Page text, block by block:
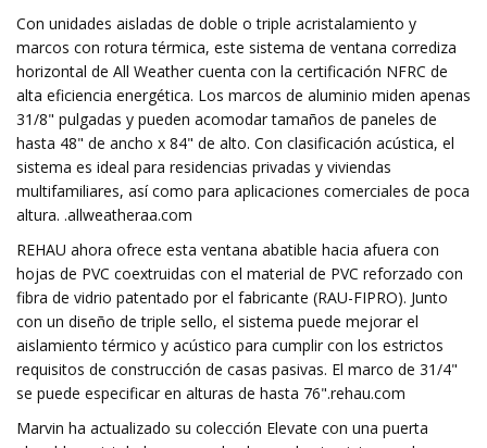
Con unidades aisladas de doble o triple acristalamiento y
marcos con rotura térmica, este sistema de ventana corrediza
horizontal de All Weather cuenta con la certificación NFRC de
alta eficiencia energética. Los marcos de aluminio miden apenas
31/8" pulgadas y pueden acomodar tamaños de paneles de
hasta 48" de ancho x 84" de alto. Con clasificación acústica, el
sistema es ideal para residencias privadas y viviendas
multifamiliares, así como para aplicaciones comerciales de poca
altura. .allweatheraa.com
REHAU ahora ofrece esta ventana abatible hacia afuera con
hojas de PVC coextruidas con el material de PVC reforzado con
fibra de vidrio patentado por el fabricante (RAU-FIPRO). Junto
con un diseño de triple sello, el sistema puede mejorar el
aislamiento térmico y acústico para cumplir con los estrictos
requisitos de construcción de casas pasivas. El marco de 31/4"
se puede especificar en alturas de hasta 76".rehau.com
Marvin ha actualizado su colección Elevate con una puerta